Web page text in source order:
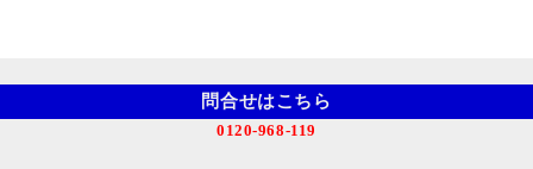
問合せはこちら
0120-968-119